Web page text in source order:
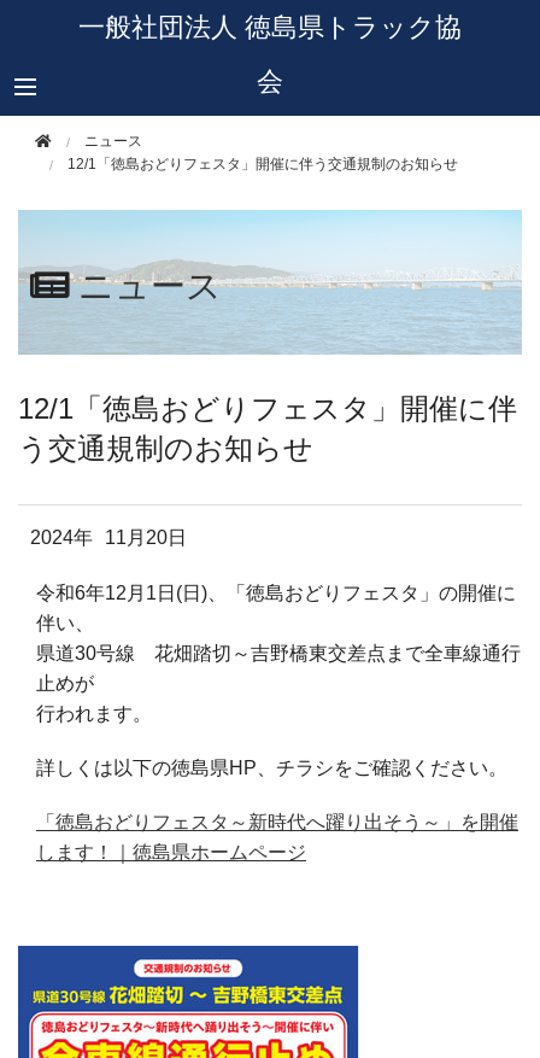
一般社団法人 徳島県トラック協
会
ニュース
12/1「徳島おどりフェスタ」開催に伴う交通規制のお知らせ
ニュース
12/1「徳島おどりフェスタ」開催に伴
う交通規制のお知らせ
2024年 11月20日
令和6年12月1日(日)、「徳島おどりフェスタ」の開催に
伴い、
県道30号線 花畑踏切～吉野橋東交差点まで全車線通行
止めが
行われます。
詳しくは以下の徳島県HP、チラシをご確認ください。
「徳島おどりフェスタ～新時代へ躍り出そう～」を開催
します！｜徳島県ホームページ